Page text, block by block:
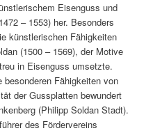
Eisenguss und
– 1553) her. Besonders
künstlerischen Fähigkeiten
(1500 – 1569), der Motive
in Eisenguss umsetzte.
Fähigkeiten von
der Gussplatten bewundert
(Philipp Soldan Stadt).
des Fördervereins